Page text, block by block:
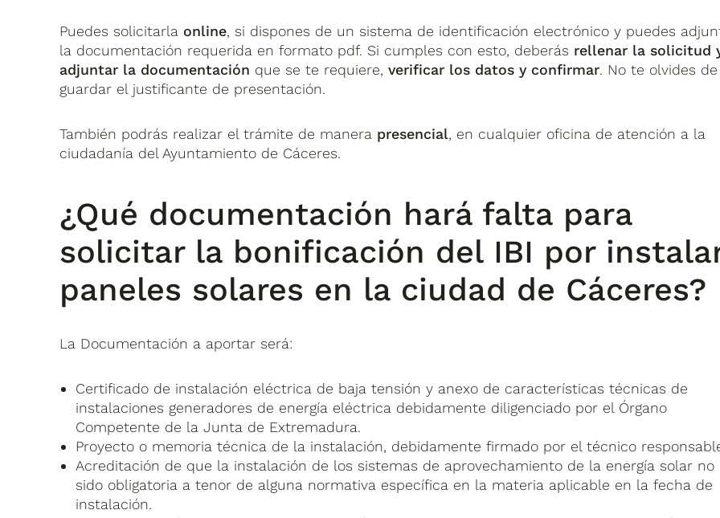
Puedes solicitarla online, si dispones de un sistema de identificación electrónico y puedes
la documentación requerida en formato pdf. Si cumples con esto, deberás rellenar la solicitud
adjuntar la documentación que se te requiere,verificar los datos y confirmar. No te olvides de
guardar el justificante de presentación.
También podrás realizar el trámite de manera presencial, en cualquier oficina de atención a la
ciudadanía del Ayuntamiento de Cáceres.
¿Qué documentación hará falta para
solicitar la bonificación del IBI por
paneles solares en la ciudad de Cáceres?
La Documentación a aportar será:
Certificado de instalación eléctrica de baja tensión y anexo de características técnicas de
instalaciones generadores de energía eléctrica debidamente diligenciado por el Órgano
Competente de la Junta de Extremadura.
Proyecto o memoria técnica de la instalación, debidamente firmado por el técnico
Acreditación de que la instalación de los sistemas de aprovechamiento de la energía solar no
sido obligatoria a tenor de alguna normativa específica en la materia aplicable en la fecha de
instalación.